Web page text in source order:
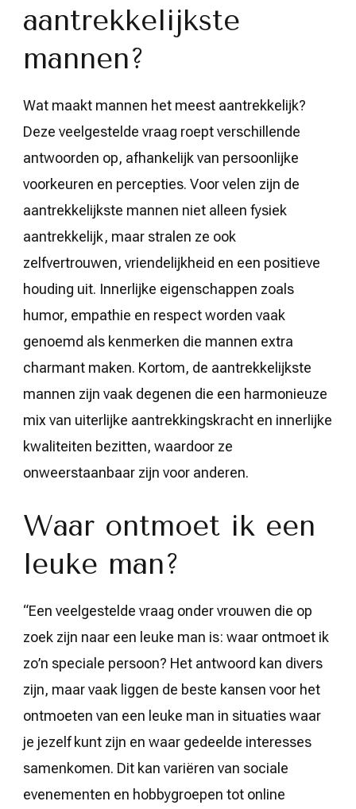
aantrekkelijkste
mannen?
Wat maakt mannen het meest aantrekkelijk?
Deze veelgestelde vraag roept verschillende
antwoorden op, afhankelijk van persoonlijke
voorkeuren en percepties. Voor velen zijn de
aantrekkelijkste mannen niet alleen fysiek
aantrekkelijk, maar stralen ze ook
zelfvertrouwen, vriendelijkheid en een positieve
houding uit. Innerlijke eigenschappen zoals
humor, empathie en respect worden vaak
genoemd als kenmerken die mannen extra
charmant maken. Kortom, de aantrekkelijkste
mannen zijn vaak degenen die een harmonieuze
mix van uiterlijke aantrekkingskracht en innerlijke
kwaliteiten bezitten, waardoor ze
onweerstaanbaar zijn voor anderen.
Waar ontmoet ik een
leuke man?
“Een veelgestelde vraag onder vrouwen die op
zoek zijn naar een leuke man is: waar ontmoet ik
zo’n speciale persoon? Het antwoord kan divers
zijn, maar vaak liggen de beste kansen voor het
ontmoeten van een leuke man in situaties waar
je jezelf kunt zijn en waar gedeelde interesses
samenkomen. Dit kan variëren van sociale
evenementen en hobbygroepen tot online